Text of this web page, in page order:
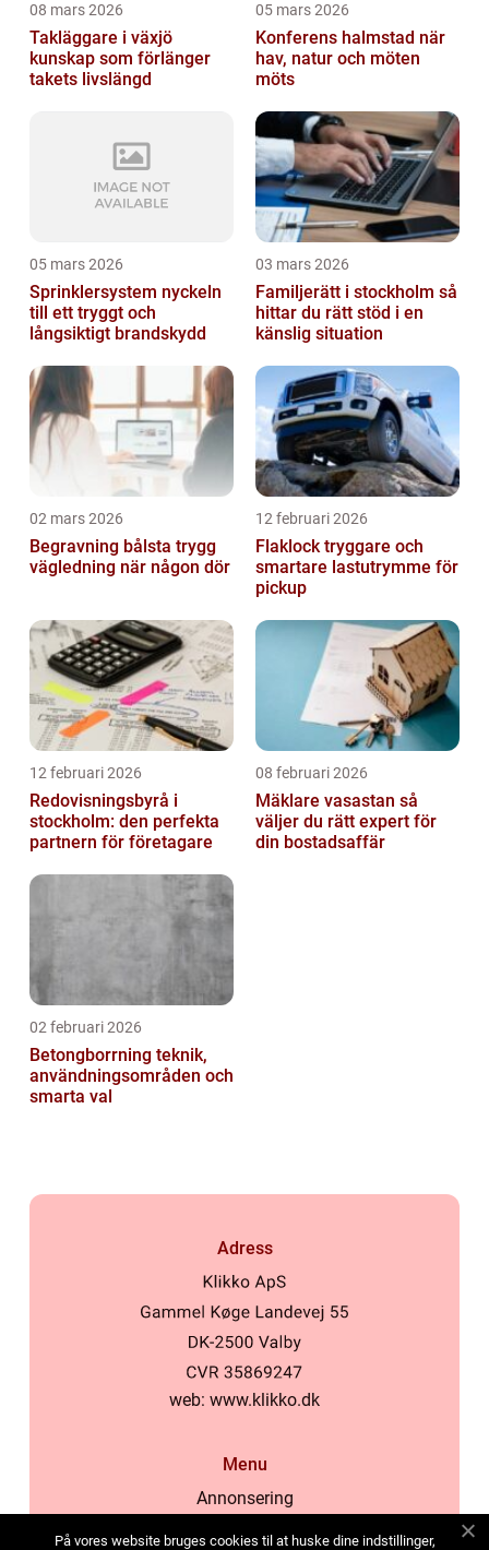
08 mars 2026
Takläggare i växjö
kunskap som förlänger
takets livslängd
05 mars 2026
Konferens halmstad när
hav, natur och möten
möts
05 mars 2026
Sprinklersystem nyckeln
till ett tryggt och
långsiktigt brandskydd
03 mars 2026
Familjerätt i stockholm så
hittar du rätt stöd i en
känslig situation
02 mars 2026
Begravning bålsta trygg
vägledning när någon dör
12 februari 2026
Flaklock tryggare och
smartare lastutrymme för
pickup
12 februari 2026
Redovisningsbyrå i
stockholm: den perfekta
partnern för företagare
08 februari 2026
Mäklare vasastan så
väljer du rätt expert för
din bostadsaffär
02 februari 2026
Betongborrning teknik,
användningsområden och
smarta val
Adress
web: www.klikko.dk
Menu
Annonsering
På vores website bruges cookies til at huske dine indstillinger,